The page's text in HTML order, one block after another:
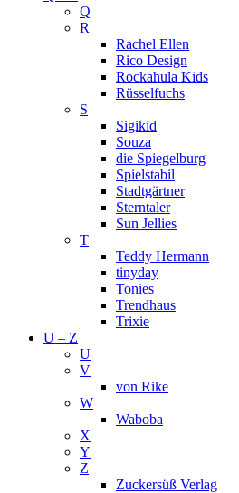
Q
R
Rachel Ellen
Rico Design
Rockahula Kids
Rüsselfuchs
S
Sigikid
Souza
die Spiegelburg
Spielstabil
Stadtgärtner
Sterntaler
Sun Jellies
T
Teddy Hermann
tinyday
Tonies
Trendhaus
Trixie
U – Z
U
V
von Rike
W
Waboba
X
Y
Z
Zuckersüß Verlag